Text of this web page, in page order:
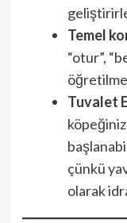
Temel
“otur”,
Tuvalet
çünkü
olarak